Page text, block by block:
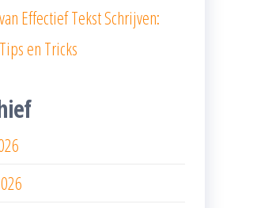
van Effectief Tekst Schrijven:
Tips en Tricks